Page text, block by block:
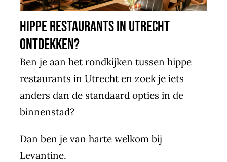
Hippe restaurants in Utrecht
ontdekken?
Ben je aan het rondkijken tussen hippe
restaurants in Utrecht en zoek je iets
anders dan de standaard opties in de
binnenstad?
Dan ben je van harte welkom bij
Levantine.